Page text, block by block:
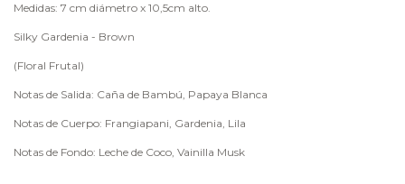
Medidas: 7 cm diámetro x 10,5cm alto.
Silky Gardenia - Brown
(Floral Frutal)
Notas de Salida: Caña de Bambú, Papaya Blanca
Notas de Cuerpo: Frangiapani, Gardenia, Lila
Notas de Fondo: Leche de Coco, Vainilla Musk